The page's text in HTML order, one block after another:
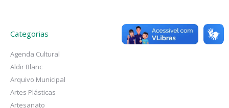
Categorias
Agenda Cultural
Aldir Blanc
Arquivo Municipal
Artes Plásticas
Artesanato